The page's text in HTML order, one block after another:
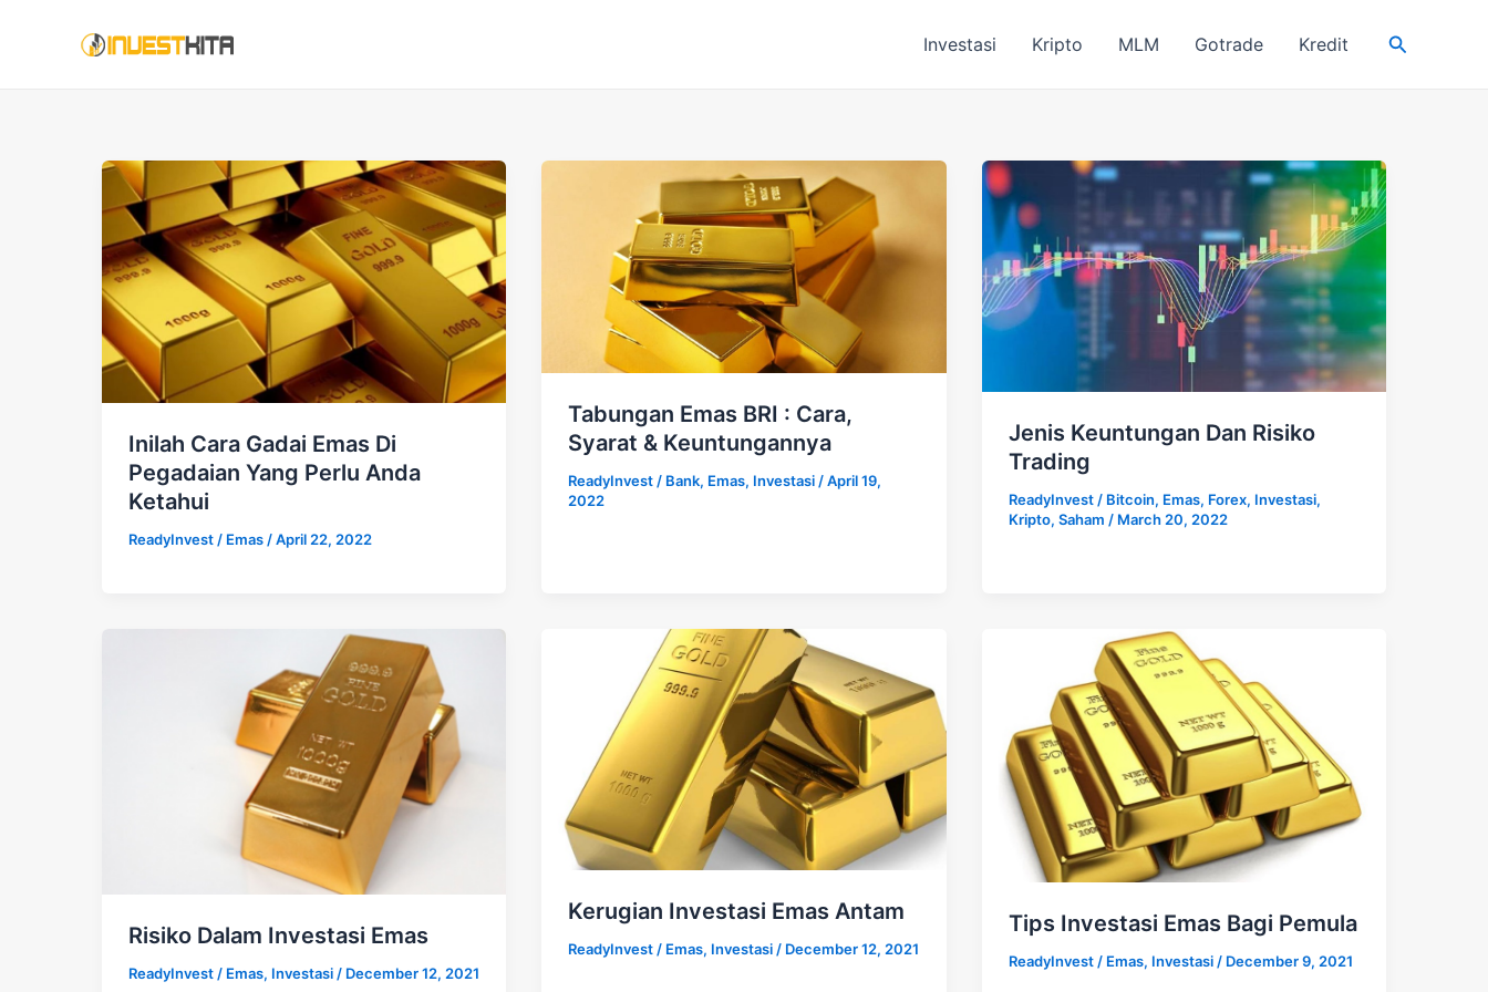
Investasi Kripto MLM Gotrade Kredit Search
Inilah Cara Gadai Emas Di
Pegadaian Yang Perlu Anda
Ketahui
ReadyInvest/ Emas/April 22, 2022
Tabungan Emas BRI : Cara,
Syarat & Keuntungannya
ReadyInvest / Bank, Emas, Investasi /April 19,
2022
Jenis Keuntungan Dan Risiko
Trading
ReadyInvest / Bitcoin, Emas, Forex, Investasi,
Kripto, Saham / March 20, 2022
Risiko Dalam Investasi Emas
ReadyInvest / Emas, Investasi / December 12, 2021
Kerugian Investasi Emas Antam
ReadyInvest / Emas, Investasi / December 12, 2021
Tips Investasi Emas Bagi Pemula
ReadyInvest/ Emas, Investasi/ December 9, 2021